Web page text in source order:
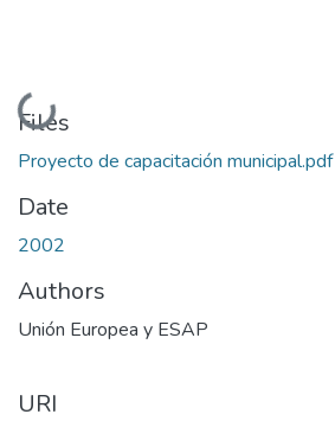
Loading...
Files
Proyecto de capacitación municipal.pdf
Date
2002
Authors
Unión Europea y ESAP
URI